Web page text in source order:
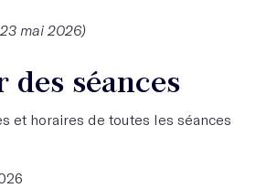
mai 2026)
séances
et horaires de toutes les séances